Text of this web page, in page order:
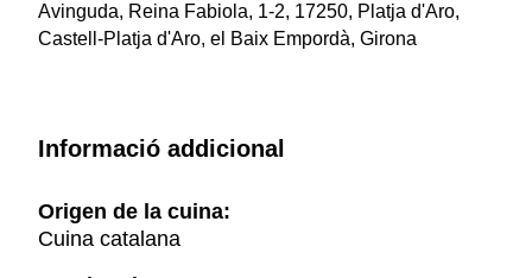
Avinguda, Reina Fabiola, 1-2, 17250, Platja d'Aro,
Castell-Platja d'Aro, el Baix Empordà, Girona
Informació addicional
Origen de la cuina:
Cuina catalana